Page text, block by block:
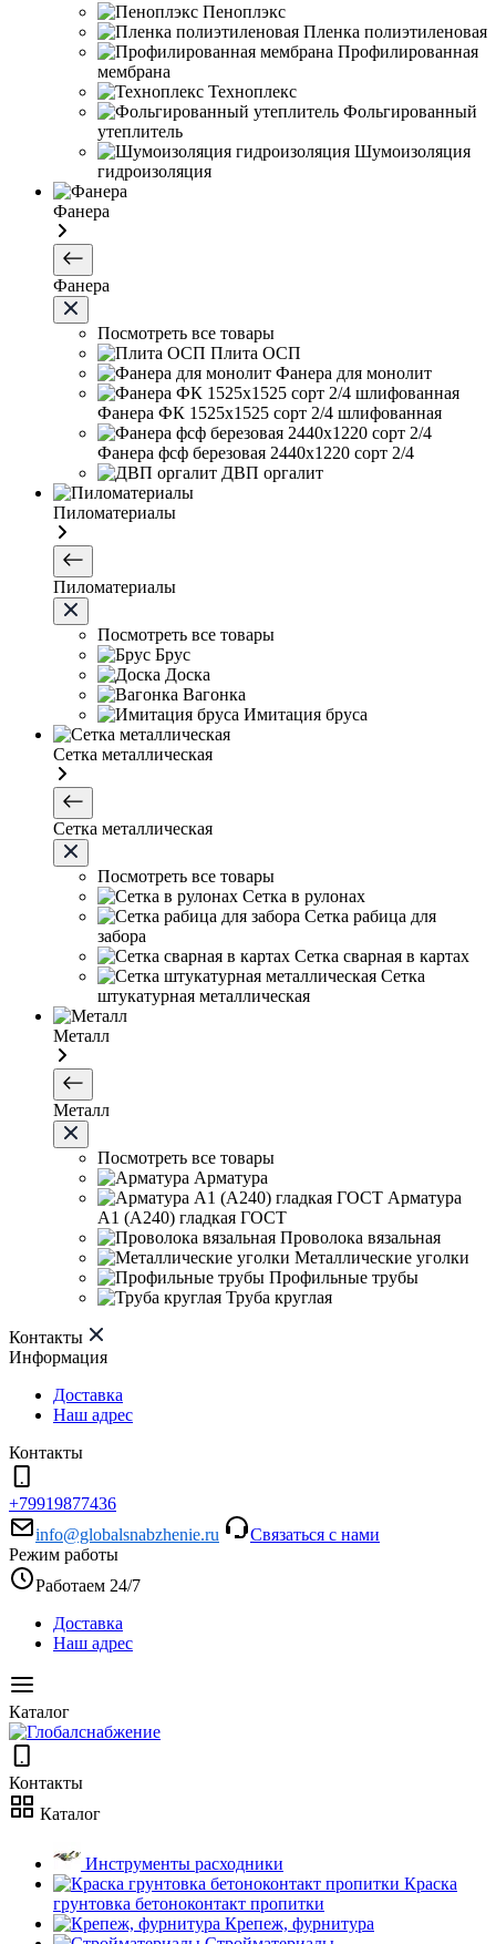
Пеноплэкс
Пленка полиэтиленовая
Профилированная
мембрана
Техноплекс
Фольгированный
утеплитель
Шумоизоляция
гидроизоляция
Фанера
Фанера
Посмотреть все товары
Плита ОСП
Фанера для монолит
Фанера ФК 1525х1525 сорт 2/4 шлифованная
Фанера фсф березовая 2440х1220 сорт 2/4
ДВП оргалит
Пиломатериалы
Пиломатериалы
Посмотреть все товары
Брус
Доска
Вагонка
Имитация бруса
Сетка металлическая
Сетка металлическая
Посмотреть все товары
Сетка в рулонах
Сетка рабица для
забора
Сетка сварная в картах
Сетка
штукатурная металлическая
Металл
Металл
Посмотреть все товары
Арматура
Арматура
А1 (А240) гладкая ГОСТ
Проволока вязальная
Металлические уголки
Профильные трубы
Труба круглая
Контакты
Информация
Доставка
Наш адрес
Контакты
+79919877436
info@globalsnabzhenie.ru
Связаться с нами
Режим работы
Работаем 24/7
Доставка
Наш адрес
Каталог
Контакты
Каталог
Инструменты расходники
Краска
грунтовка бетоноконтакт пропитки
Крепеж, фурнитура